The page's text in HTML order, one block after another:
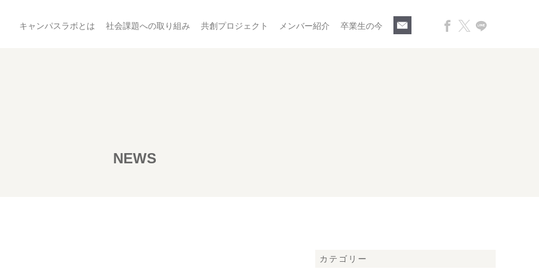
キャンパスラボとは 社会課題への取り組み 共創プロジェクト メンバー紹介 卒業生の今
NEWS
カテゴリー